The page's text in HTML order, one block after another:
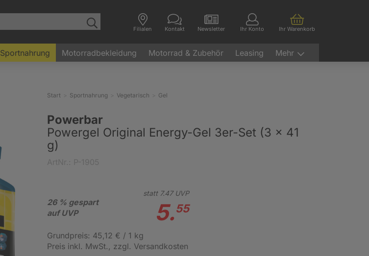
Filialen Kontakt Newsletter Ihr Konto Ihr Warenkorb
Sportnahrung Motorradbekleidung Motorrad & Zubehör Leasing Mehr
Start Sportnahrung Vegetarisch Gel
Powerbar
Powergel Original Energy-Gel 3er-Set (3 x 41
g)
26 % gespart
auf UVP
statt 7.47UVP
5.55
Grundpreis: 45,12 € / 1 kg
Preis inkl. MwSt., zzgl. Versandkosten